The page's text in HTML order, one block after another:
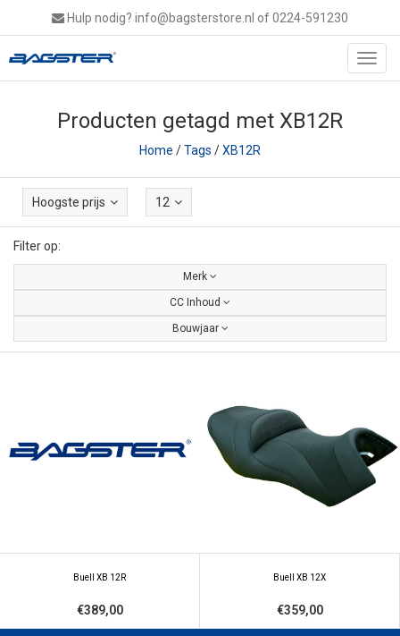
Hulp nodig? info@bagsterstore.nl of 0224-591230
Producten getagd met XB12R
Home /Tags /XB12R
Hoogste prijs 12
Filter op:
Merk
CC Inhoud
Bouwjaar
Buell XB 12R
€389,00
Buell XB 12X
€359,00